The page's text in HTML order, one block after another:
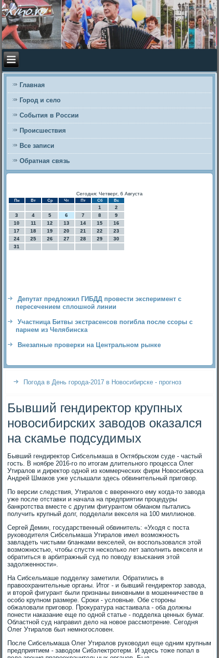
Главная
Город и село
События в России
Происшествия
Все записи
Обратная связь
Сегодня: Четверг, 6 Августа
Пн Вт Ср Чт Пт Сб Вс
1
2
3
4 5 6 7 8
9
10
11 12 13 14 15
16
17
18 19 20 21 22
23
24
25 26 27 28 29
30
31
Депутат предложил ГИБДД провести эксперимент с
пересечением сплошной линии
Участница Битвы экстрасенсов погибла после ссоры с
парнем из Челябинска
Внезапные проверки на Центральном рынке
Погода в День города-2017 в Новосибирске - прогноз
Бывший гендиректор крупных
новосибирских заводов оказался
на скамье подсудимых
Бывший гендиректор Сибсельмаша в Октябрьском суде - частый
гость. В ноябре 2016-го по итогам длительного процесса Олег
Утиралов и директор одной из коммерческих фирм Новосибирска
Андрей Шмаков уже услышали здесь обвинительный приговор.
По версии следствия, Утиралов с вверенного ему когда-то завода
уже после отставки и начала на предприятии процедуры
банкротства вместе с другим фигурантом обманом пытались
получить крупный долг, подделали векселя на 100 миллионов.
Сергей Демин, государственный обвинитель: «Уходя с поста
руководителя Сибсельмаша Утиралов имел возможность
завладеть чистыми бланками векселей, он воспользовался этой
возможностью, чтобы спустя несколько лет заполнить векселя и
обратиться в арбитражный суд по поводу взыскания этой
задолженности».
На Сибсельмаше подделку заметили. Обратились в
правоохранительные органы. Итог - и бывший гендиректор завода,
и второй фигурант были признаны виновными в мошенничестве в
особо крупном размере. Сроки - условные. Обе стороны
обжаловали приговор. Прокуратура настаивала - оба должны
понести наказание еще по одной статье - подделка ценных бумаг.
Областной суд направил дело на новое рассмотрение. Сегодня
Олег Утиралов был немногословен.
После Сибсельмаша Олег Утиралов руководил еще одним крупным
предприятием - заводом Сибэлектротерм. И здесь тоже попал в